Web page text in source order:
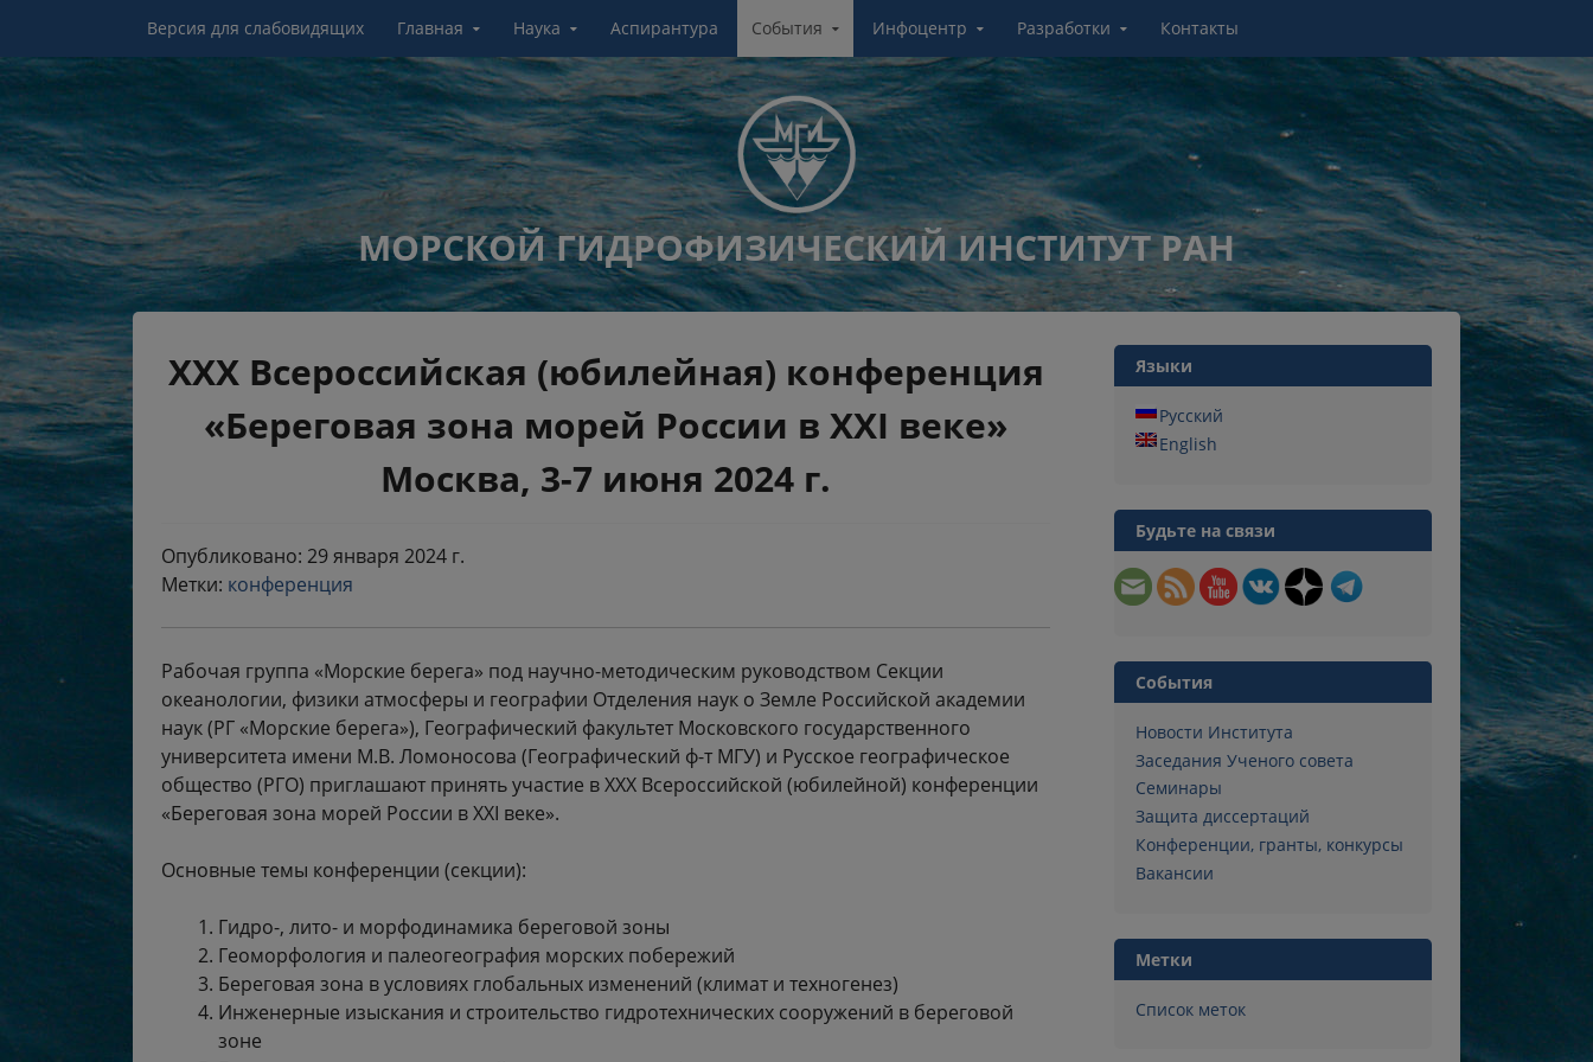
Версия для слабовидящих Главная Наука Аспирантура События Инфоцентр Разработки Контакты
МОРСКОЙ ГИДРОФИЗИЧЕСКИЙ ИНСТИТУТ РАН
XXX Всероссийская (юбилейная) конференция
«Береговая зона морей России в XXI веке»
Москва, 3-7 июня 2024 г.
Опубликовано: 29 января 2024 г.
Метки: конференция
Рабочая группа «Морские берега» под научно-методическим руководством Секции
океанологии, физики атмосферы и географии Отделения наук о Земле Российской академии
наук (РГ «Морские берега»), Географический факультет Московского государственного
университета имени М.В. Ломоносова (Географический ф-т МГУ) и Русское географическое
общество (РГО) приглашают принять участие в XXX Всероссийской (юбилейной) конференции
«Береговая зона морей России в XXI веке».
Основные темы конференции (секции):
Гидро-, лито- и морфодинамика береговой зоны
Геоморфология и палеогеография морских побережий
Береговая зона в условиях глобальных изменений (климат и техногенез)
Инженерные изыскания и строительство гидротехнических сооружений в береговой
зоне
Языки
Русский
English
Будьте на связи
События
Новости Института
Заседания Ученого совета
Семинары
Защита диссертаций
Конференции, гранты, конкурсы
Вакансии
Метки
Список меток